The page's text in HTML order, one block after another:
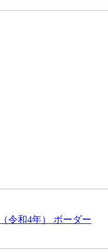
令和4年） ボーダー